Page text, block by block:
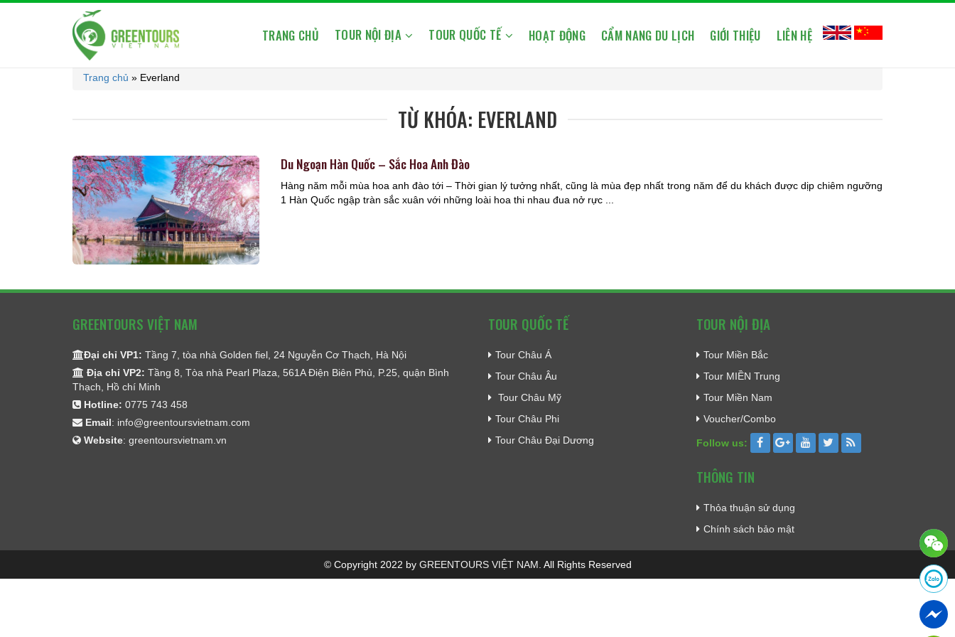
TRANG CHỦ TOUR NỘI ĐỊA TOUR QUỐC TẾ HOẠT ĐỘNG CẨM NANG DU LỊCH GIỚI THIỆU LIÊN HỆ
Trang chủ » Everland
TỪ KHÓA: EVERLAND
Du Ngoạn Hàn Quốc – Sắc Hoa Anh Đào
Hàng năm mỗi mùa hoa anh đào tới – Thời gian lý tưởng nhất, cũng là mùa đẹp nhất trong năm để du khách được dịp chiêm ngưỡng
1 Hàn Quốc ngập tràn sắc xuân với những loài hoa thi nhau đua nở rực ...
GREENTOURS VIỆT NAM
Đại chỉ VP1: Tầng 7, tòa nhà Golden fiel, 24 Nguyễn Cơ Thạch, Hà Nội
Địa chỉ VP2: Tầng 8, Tòa nhà Pearl Plaza, 561A Điện Biên Phủ, P.25, quận Bình
Thạch, Hồ chí Minh
Hotline: 0775 743 458
Email: info@greentoursvietnam.com
Website: greentoursvietnam.vn
TOUR QUỐC TẾ
Tour Châu Á
Tour Châu Âu
Tour Châu Mỹ
Tour Châu Phi
Tour Châu Đại Dương
TOUR NỘI ĐỊA
Tour Miền Bắc
Tour MIỀN Trung
Tour Miền Nam
Voucher/Combo
Follow us:
THÔNG TIN
Thỏa thuận sử dụng
Chính sách bảo mật
© Copyright 2022 by GREENTOURS VIỆT NAM . All Rights Reserved